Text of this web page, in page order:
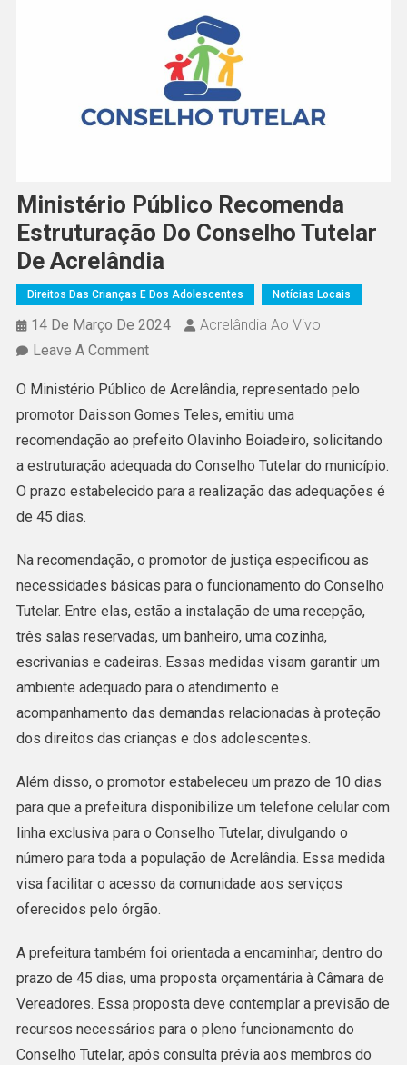
Ministério Público Recomenda
Estruturação Do Conselho Tutelar
De Acrelândia
Direitos Das Crianças E Dos Adolescentes Notícias Locais
14 De Março De 2024
Acrelândia Ao Vivo
Leave A CommentOn
Público
Recomenda
Estruturação
Do
Conselho
Acrelândia
O Ministério Público de Acrelândia, representado pelo
promotor Daisson Gomes Teles, emitiu uma
recomendação ao prefeito Olavinho Boiadeiro, solicitando
a estruturação adequada do Conselho Tutelar do município.
O prazo estabelecido para a realização das adequações é
de 45 dias.
Na recomendação, o promotor de justiça especificou as
necessidades básicas para o funcionamento do Conselho
Tutelar. Entre elas, estão a instalação de uma recepção,
três salas reservadas, um banheiro, uma cozinha,
escrivanias e cadeiras. Essas medidas visam garantir um
ambiente adequado para o atendimento e
acompanhamento das demandas relacionadas à proteção
dos direitos das crianças e dos adolescentes.
Além disso, o promotor estabeleceu um prazo de 10 dias
para que a prefeitura disponibilize um telefone celular com
linha exclusiva para o Conselho Tutelar, divulgando o
número para toda a população de Acrelândia. Essa medida
visa facilitar o acesso da comunidade aos serviços
oferecidos pelo órgão.
A prefeitura também foi orientada a encaminhar, dentro do
prazo de 45 dias, uma proposta orçamentária à Câmara de
Vereadores. Essa proposta deve contemplar a previsão de
recursos necessários para o pleno funcionamento do
Conselho Tutelar, após consulta prévia aos membros do